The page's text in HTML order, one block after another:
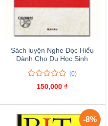
Sách luyện Nghe Đọc Hiểu
Dành Cho Du Học Sinh
giá
(0)
150,000 ₫
-8%